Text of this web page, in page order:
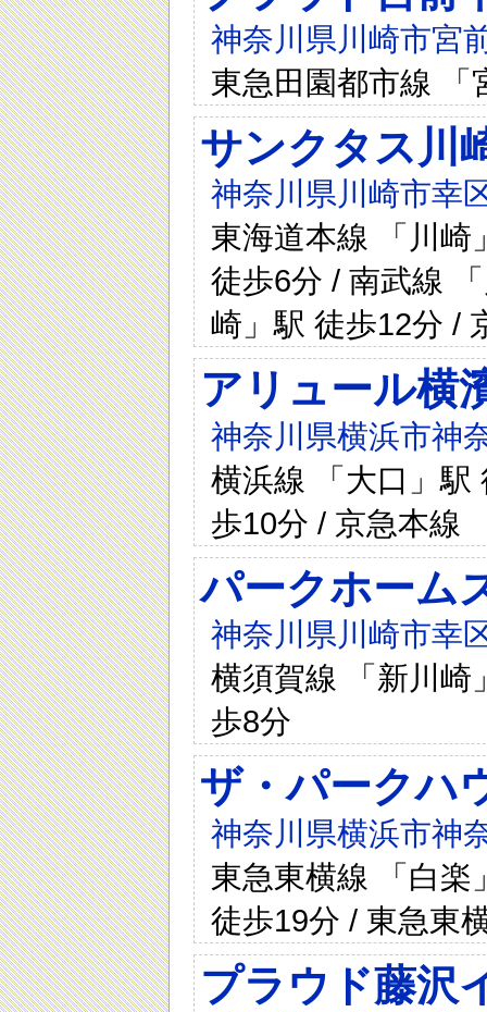
神奈川県川崎市宮
東急田園都市線 「
サンクタス川
神奈川県川崎市幸
東海道本線 「川崎
徒歩6分 / 南武線
崎」駅 徒歩12分 /
アリュール横
神奈川県横浜市神
横浜線 「大口」駅
歩10分 / 京急本線
パークホーム
神奈川県川崎市幸
横須賀線 「新川崎
歩8分
ザ・パークハ
神奈川県横浜市神
東急東横線 「白楽
徒歩19分 / 東急東
プラウド藤沢